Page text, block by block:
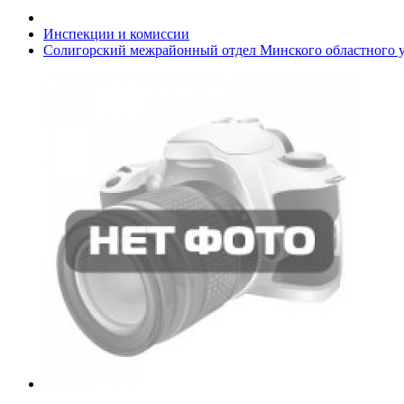
Инспекции и комиссии
Солигорский межрайонный отдел Минского областного